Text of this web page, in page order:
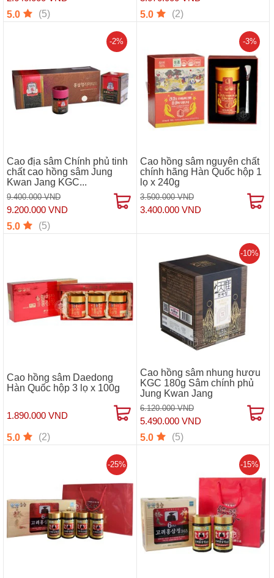
5.0 (5) 5.0 (2)
Cao địa sâm Chính phủ tinh
chất cao hồng sâm Jung
Kwan Jang KGC...
9.400.000 VND
9.200.000 VND
-2%
5.0 (5)
Cao hồng sâm nguyên chất
chính hãng Hàn Quốc hộp 1
lọ x 240g
3.500.000 VND
3.400.000 VND
-3%
Cao hồng sâm Daedong
Hàn Quốc hộp 3 lọ x 100g
1.890.000 VND
5.0 (2)
Cao hồng sâm nhung hươu
KGC 180g Sâm chính phủ
Jung Kwan Jang
6.120.000 VND
5.490.000 VND
-10%
5.0 (5)
-25% -15%